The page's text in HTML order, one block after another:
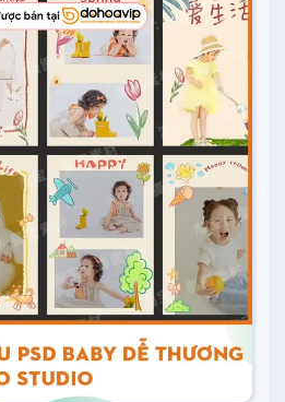
20.000₫
Mua ngay